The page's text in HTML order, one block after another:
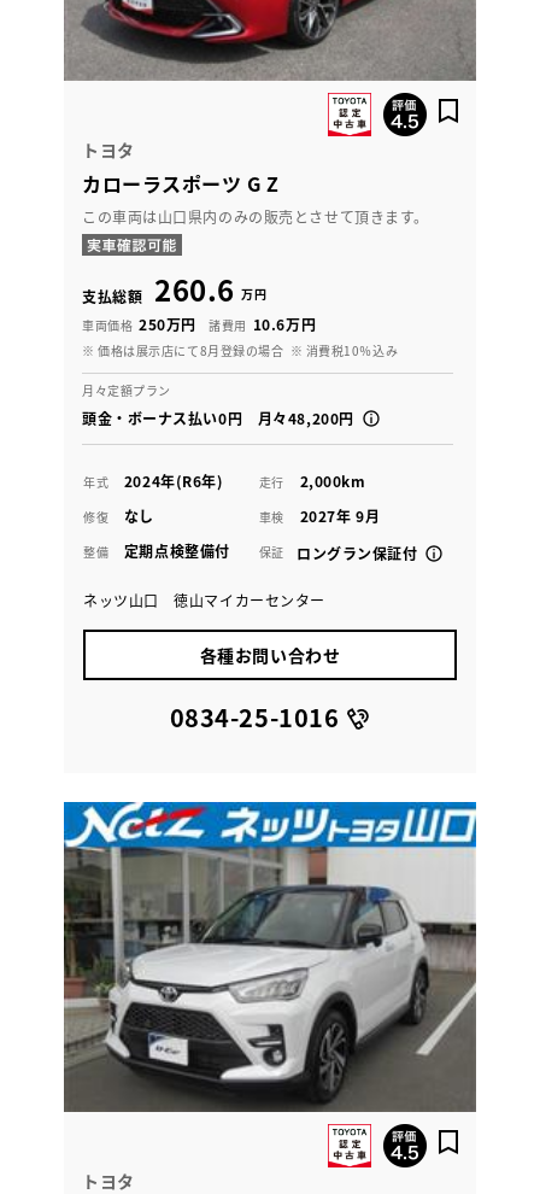
トヨタ
カローラスポーツ G Z
この車両は山口県内のみの販売とさせて頂きます。
支払総額 260.6 万円
車両価格 250万円 諸費用 10.6万円
※ 価格は展示店にて8月登録の場合 ※ 消費税10％込み
月々定額プラン
頭金・ボーナス払い0円 月々48,200円
年式 2024年(R6年) 走行 2,000km
修復 なし 車検 2027年 9月
整備 定期点検整備付 保証 ロングラン保証付
ネッツ山口 徳山マイカーセンター
各種お問い合わせ
0834-25-1016
トヨタ